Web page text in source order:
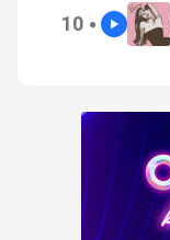
10 ●